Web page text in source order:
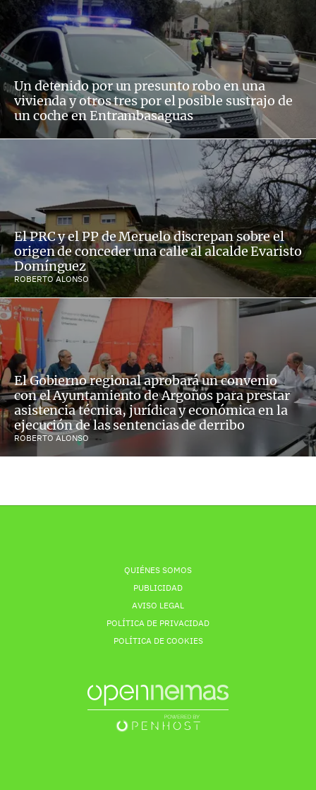
Un detenido por un presunto robo en una
vivienda y otros tres por el posible sustrajo de
un coche en Entrambasaguas
El PRC y el PP de Meruelo discrepan sobre el
origen de conceder una calle al alcalde Evaristo
Domínguez
ROBERTO ALONSO
El Gobierno regional aprobará un convenio
con el Ayuntamiento de Argoños para prestar
asistencia técnica, jurídica y económica en la
ejecución de las sentencias de derribo
ROBERTO ALONSO
QUIÉNES SOMOS
PUBLICIDAD
AVISO LEGAL
POLÍTICA DE PRIVACIDAD
POLÍTICA DE COOKIES